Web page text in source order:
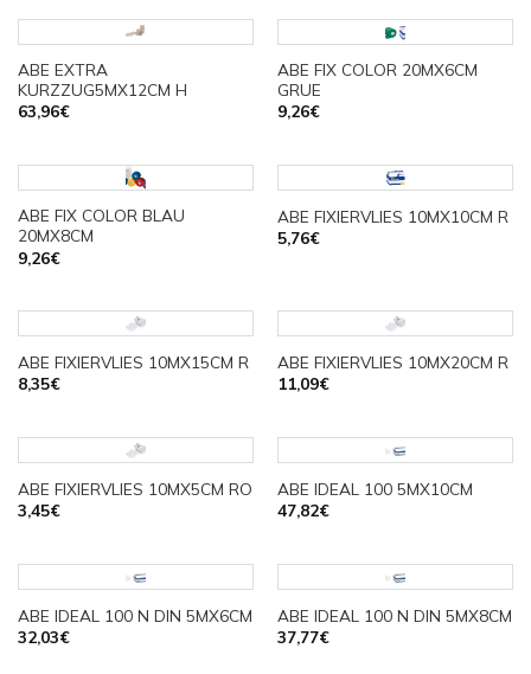
ABE EXTRA
KURZZUG5MX12CM H
63,96€
ABE FIX COLOR 20MX6CM
GRUE
9,26€
ABE FIX COLOR BLAU
20MX8CM
9,26€
ABE FIXIERVLIES 10MX10CM R
5,76€
ABE FIXIERVLIES 10MX15CM R
8,35€
ABE FIXIERVLIES 10MX20CM R
11,09€
ABE FIXIERVLIES 10MX5CM RO
3,45€
ABE IDEAL 100 5MX10CM
47,82€
ABE IDEAL 100 N DIN 5MX6CM
32,03€
ABE IDEAL 100 N DIN 5MX8CM
37,77€